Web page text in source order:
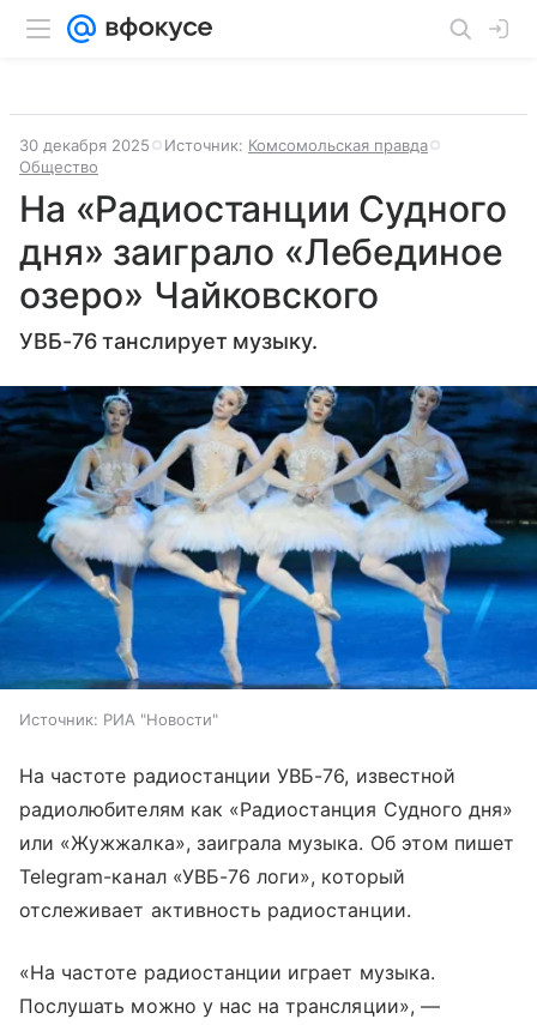
30 декабря 2025 Источник: Комсомольская правда
Общество
На «Радиостанции Судного
дня» заиграло «Лебединое
озеро» Чайковского
УВБ-76 танслирует музыку.
Источник: РИА "Новости"
На частоте радиостанции УВБ-76, известной
радиолюбителям как «Радиостанция Судного дня»
или «Жужжалка», заиграла музыка. Об этом пишет
Telegram-канал «УВБ-76 логи», который
отслеживает активность радиостанции.
«На частоте радиостанции играет музыка.
Послушать можно у нас на трансляции», —